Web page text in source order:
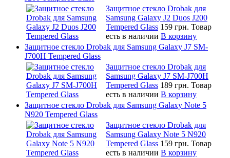
Защитное стекло Drobak для
Samsung Galaxy J2 Duos J200
Tempered Glass 159 грн. Товар
есть в наличии В корзину
Защитное стекло Drobak для Samsung Galaxy J7 SM-
J700H Tempered Glass
Защитное стекло Drobak для
Samsung Galaxy J7 SM-J700H
Tempered Glass 189 грн. Товар
есть в наличии В корзину
Защитное стекло Drobak для Samsung Galaxy Note 5
N920 Tempered Glass
Защитное стекло Drobak для
Samsung Galaxy Note 5 N920
Tempered Glass 159 грн. Товар
есть в наличии В корзину